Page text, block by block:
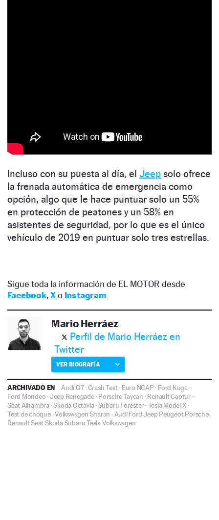
Incluso con su puesta al día, el Jeep solo ofrece
la frenada automática de emergencia como
opción, algo que le hace puntuar solo un 55%
en protección de peatones y un 58% en
asistentes de seguridad, por lo que es el único
vehículo de 2019 en puntuar solo tres estrellas.
Sigue toda la información de EL MOTOR desde
Facebook, Xo Instagram
Mario Herráez
Perfil de Mario Herráez en
Twitter
VER BIOGRAFÍA
ARCHIVADO EN Audi Q7·Crash Test· Euro NCAP · Ford Kuga·
Ford Mondeo ·Jeep Renegade·Porsche Taycan ·Renault Captur ·
Seat Alhambra ·Skoda Octavia·Subaru Forester ·Tesla Model X·
Test de choque·Volkswagen Sharan · Audi Ford Jeep Peugeot Porsche
RenaultSeatSkodaSubaruTeslaVolkswagen